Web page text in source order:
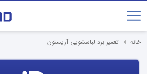
خانه تعمیر برد لباسشویی آریستون